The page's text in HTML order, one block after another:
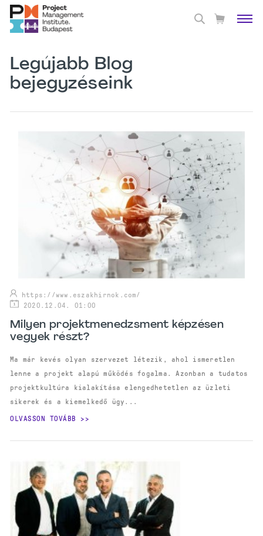
Legújabb Blog
bejegyzéseink
https://www.eszakhirnok.com/
2020.12.04. 01:00
Milyen projektmenedzsment képzésen
vegyek részt?
Ma már kevés olyan szervezet létezik, ahol ismeretlen
lenne a projekt alapú működés fogalma. Azonban a tudatos
projektkultúra kialakítása elengedhetetlen az üzleti
sikerek és a kiemelkedő ügy...
OLVASSON TOVÁBB